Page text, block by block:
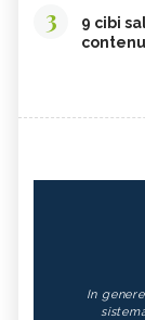
3
9 cibi
In